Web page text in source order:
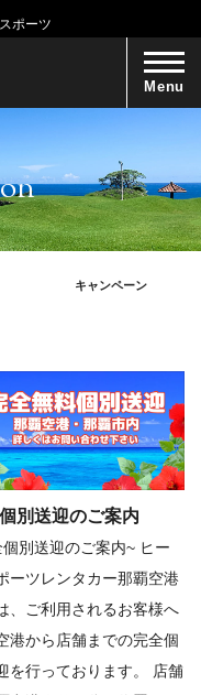
ポーツ
Menu
キャンペーン
別送迎のご案内
個別送迎のご案内~ ヒー
ーツレンタカー那覇空港
、ご利用されるお客様へ
港から店舗までの完全個
を行っております。 店舗